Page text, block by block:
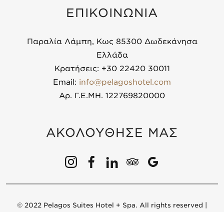
ΕΠΙΚΟΙΝΩΝΙΑ
Παραλία Λάμπη, Κως 85300 Δωδεκάνησα
Ελλάδα
Κρατήσεις: +30 22420 30011
Email: info@pelagoshotel.com
Αρ. Γ.Ε.ΜΗ. 122769820000
ΑΚΟΛΟΥΘΗΣΕ ΜΑΣ
© 2022 Pelagos Suites Hotel + Spa. All rights reserved |